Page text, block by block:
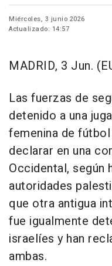
Miércoles, 3 junio 2026
Actualizado: 14:57
MADRID, 3 Jun.
Las fuerzas de
detenido a una
femenina de
declarar en una
Occidental, según
autoridades
que otra antigua
fue igualmente
israelíes y han
ambas.